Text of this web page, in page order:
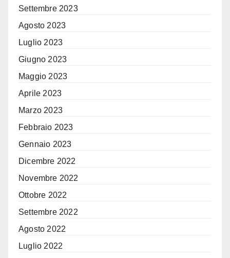
Settembre 2023
Agosto 2023
Luglio 2023
Giugno 2023
Maggio 2023
Aprile 2023
Marzo 2023
Febbraio 2023
Gennaio 2023
Dicembre 2022
Novembre 2022
Ottobre 2022
Settembre 2022
Agosto 2022
Luglio 2022